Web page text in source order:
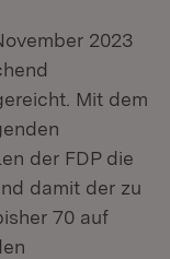
2023
Mit dem
der FDP die
damit der zu
70 auf